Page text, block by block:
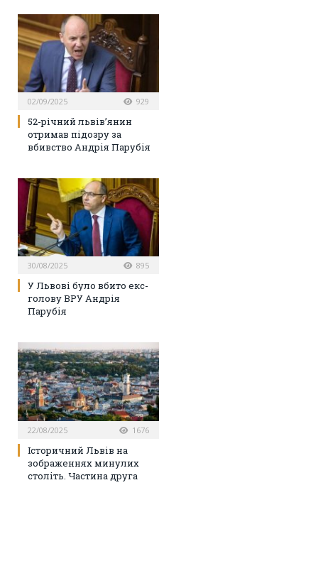
02/09/2025 929
52-річний львів’янин
отримав підозру за
вбивство Андрія Парубія
30/08/2025 895
У Львові було вбито екс-
голову ВРУ Андрія
Парубія
22/08/2025 1676
Історичний Львів на
зображеннях минулих
століть. Частина друга